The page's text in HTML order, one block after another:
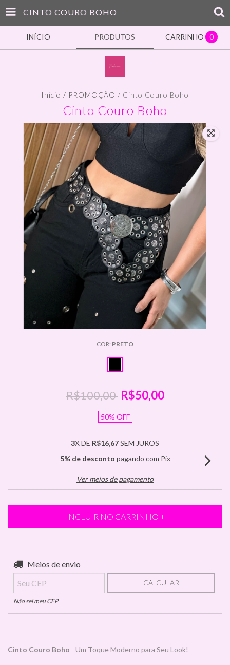
CINTO COURO BOHO
INÍCIO PRODUTOS CARRINHO 0
Início / PROMOÇÃO / Cinto Couro Boho
Cinto Couro Boho
COR: PRETO
R$100,00 R$50,00
50% OFF
3X DE R$16,67SEM JUROS
5% de desconto pagando com Pix
Ver meios de pagamento
Entregas para o CEP:
Meios de envio
CALCULAR
Não sei meu CEP
Cinto Couro Boho - Um Toque Moderno para Seu Look!